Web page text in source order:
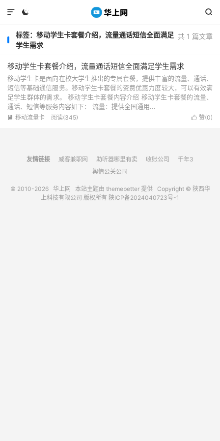
 

共 1 篇文章
标签：移动学生卡套餐介绍，流量通话短信全面满足
学生需求
移动学生卡套餐介绍，流量通话短信全面满足学生需求
移动学生卡是面向在校大学生推出的专属套餐，提供丰富的流量、通话、
短信等基础通信服务。移动学生卡套餐的资费优惠力度较大，可以有效满
足学生群体的需求。 移动学生卡套餐内容介绍 移动学生卡套餐的流量、
通话、短信等服务内容如下： 流量：提供全国通用...
 赞(0)
 移动流量卡 阅读(345)
友情链接 威客兼职网 助听器哪里有卖 收账公司
千年3
舆情公关公司
© 2010-2026 华上网 本站主题由 themebetter提供 Copyright © 陕西华
上科技有限公司 版权所有 陕ICP备2024040723号-1